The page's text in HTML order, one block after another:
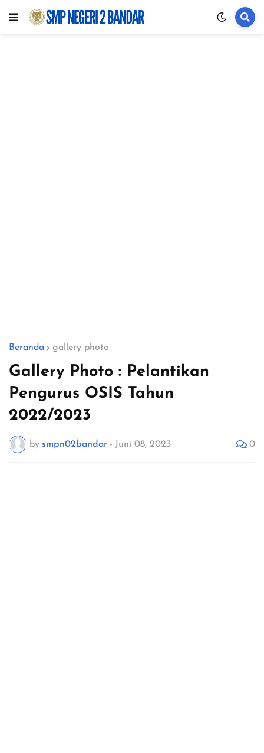
Beranda gallery photo
Gallery Photo : Pelantikan
Pengurus OSIS Tahun
2022/2023
by smpn02bandar - Juni 08, 2023 0